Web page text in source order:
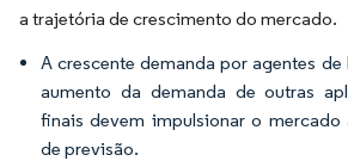
a trajetória de crescimento do mercado.
A crescente demanda por agentes
aumento da demanda de outras
finais devem impulsionar o
de previsão.